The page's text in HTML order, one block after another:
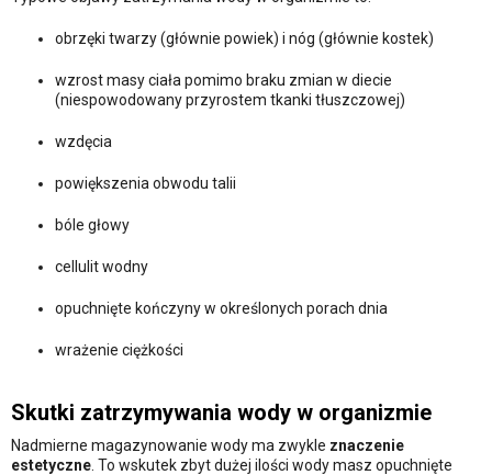
obrzęki twarzy (głównie powiek) i nóg (głównie kostek)
wzrost masy ciała pomimo braku zmian w diecie
(niespowodowany przyrostem tkanki tłuszczowej)
wzdęcia
powiększenia obwodu talii
bóle głowy
cellulit wodny
opuchnięte kończyny w określonych porach dnia
wrażenie ciężkości
Skutki zatrzymywania wody w organizmie
Nadmierne magazynowanie wody ma zwykle znaczenie
estetyczne . To wskutek zbyt dużej ilości wody masz opuchnięte